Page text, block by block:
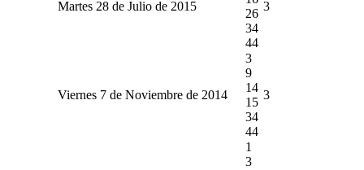
Martes 28 de Julio de 2015
26
34
44
3
Viernes 7 de Noviembre de 2014
3
9
14
15
34
44
3
1
3